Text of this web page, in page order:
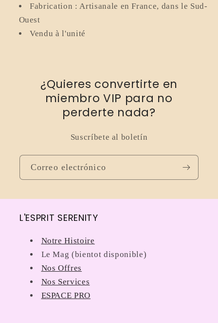
Fabrication : Artisanale en France, dans le Sud-
Ouest
Vendu à l'unité
¿Quieres convertirte en
miembro VIP para no
perderte nada?
Suscríbete al boletín
Correo electrónico
L'ESPRIT SERENITY
Notre Histoire
Le Mag (bientot disponible)
Nos Offres
Nos Services
ESPACE PRO